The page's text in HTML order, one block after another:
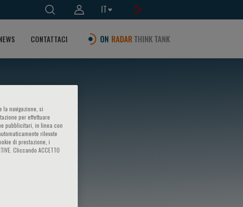
IT
CONTATTACI
la navigazione, si
per effettuare
pubblicitari, in linea con
rilevate
di prestazione, i
Cliccando ACCETTO